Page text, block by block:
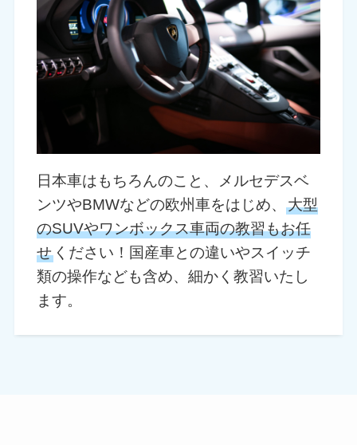
日本車はもちろんのこと、メルセデスベ
ンツやBMWなどの欧州車をはじめ、大型
のSUVやワンボックス車両の教習もお任
せ ください！国産車との違いやスイッチ
類の操作なども含め、細かく教習いたし
ます。